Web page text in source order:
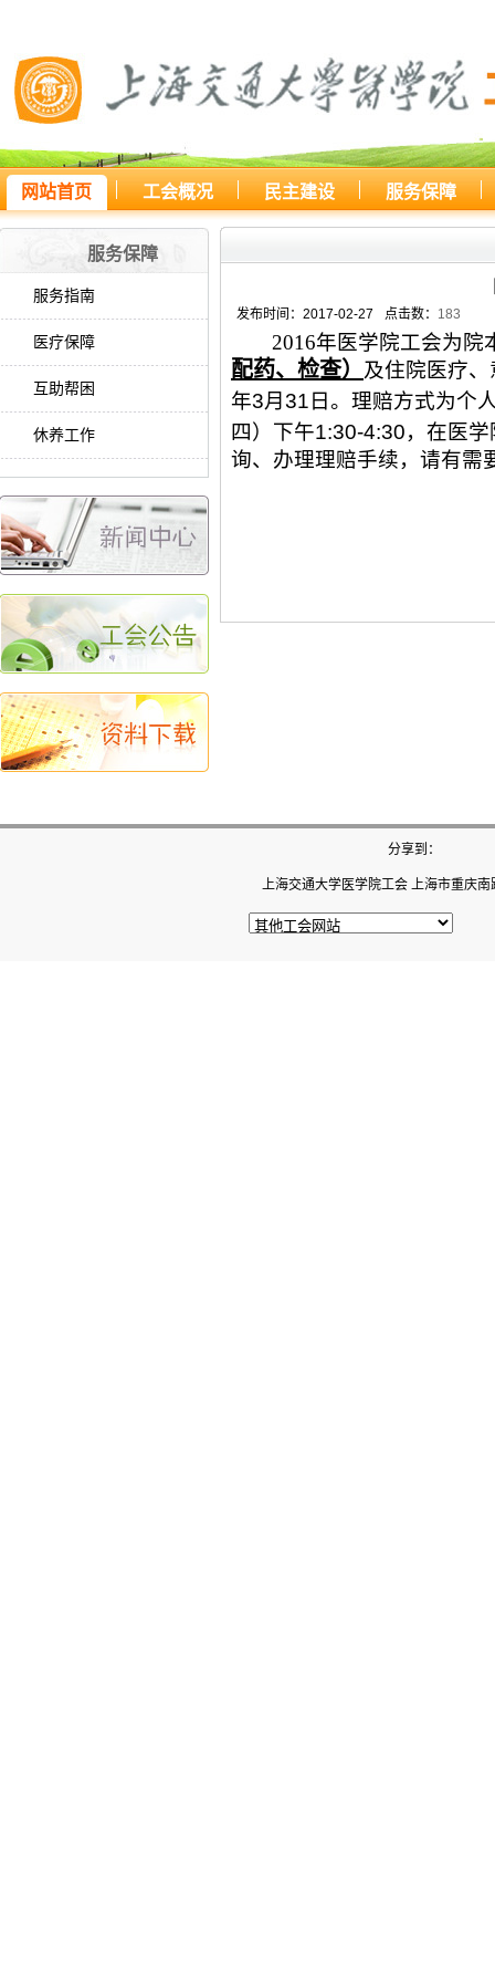
上海交通大学医学院工会 上海市重庆
分享到：
网站首页 工会概况 民主建设 服务保障
服务保障
服务指南
医疗保障
互助帮困
休养工作
发布时间：2017-02-27 点击数： 183
2016年医学院工会为院
配药、检查） 及住院医疗
年3月 31 日。理赔方式为个
四）下午1:30-4:30，在医
询、办理理赔手续，请有需